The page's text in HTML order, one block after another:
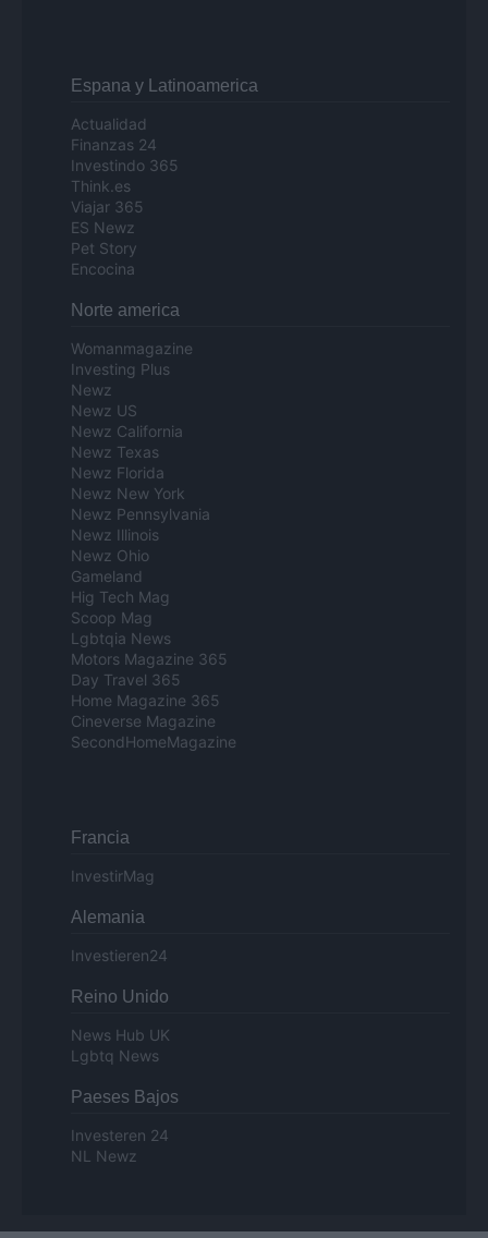
Espana y Latinoamerica
Actualidad
Finanzas 24
Investindo 365
Think.es
Viajar 365
ES Newz
Pet Story
Encocina
Norte america
Womanmagazine
Investing Plus
Newz
Newz US
Newz California
Newz Texas
Newz Florida
Newz New York
Newz Pennsylvania
Newz Illinois
Newz Ohio
Gameland
Hig Tech Mag
Scoop Mag
Lgbtqia News
Motors Magazine 365
Day Travel 365
Home Magazine 365
Cineverse Magazine
SecondHomeMagazine
Francia
InvestirMag
Alemania
Investieren24
Reino Unido
News Hub UK
Lgbtq News
Paeses Bajos
Investeren 24
NL Newz